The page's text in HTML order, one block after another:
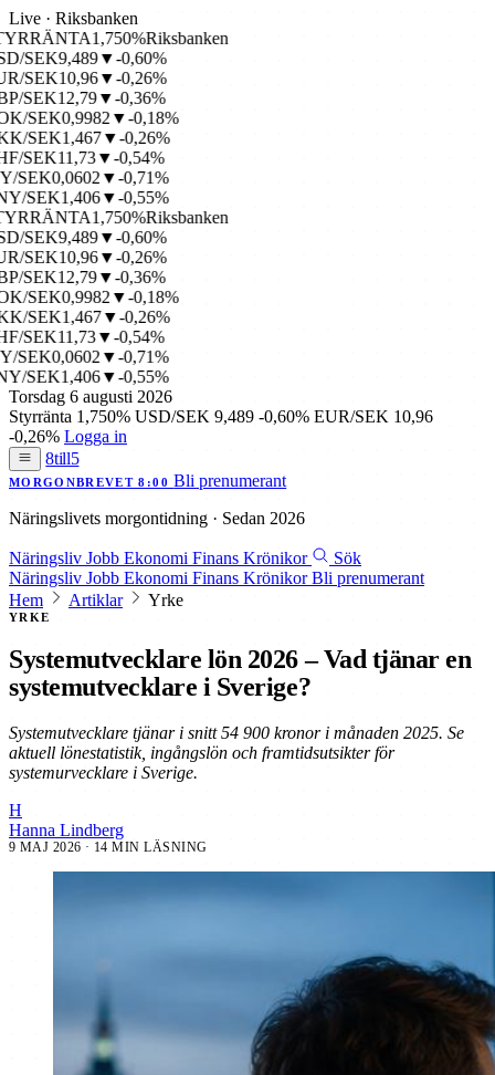
Live · Riksbanken
1,750%Riksbanken
SEK9,489▼-0,60%
SEK10,96▼-0,26%
SEK12,79▼-0,36%
SEK0,9982▼-0,18%
SEK1,467▼-0,26%
SEK11,73▼-0,54%
SEK0,0602▼-0,71%
SEK1,406▼-0,55%
1,750%Riksbanken
SEK9,489▼-0,60%
SEK10,96▼-0,26%
SEK12,79▼-0,36%
SEK0,9982▼-0,18%
SEK1,467▼-0,26%
SEK11,73▼-0,54%
SEK0,0602▼-0,71%
SEK1,406▼-0,55%
Torsdag 6 augusti 2026
Styrränta 1,750% USD/SEK 9,489 -0,60% EUR/SEK 10,96
-0,26% Logga in
8till5
MORGONBREVET 8:00 Bli prenumerant
Näringslivets morgontidning · Sedan 2026
Näringsliv Jobb Ekonomi Finans Krönikor
Sök
Näringsliv Jobb Ekonomi Finans KrönikorBli prenumerant
Hem
Artiklar Yrke
YRKE
Systemutvecklare lön 2026 – Vad tjänar en
systemutvecklare i Sverige?
Systemutvecklare tjänar i snitt 54 900 kronor i månaden 2025. Se
aktuell lönestatistik, ingångslön och framtidsutsikter för
systemurvecklare i Sverige.
H
Hanna Lindberg
9 MAJ 2026 · 14 MIN LÄSNING